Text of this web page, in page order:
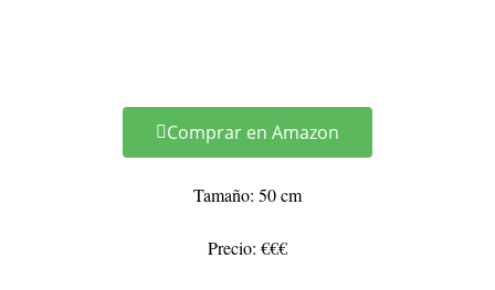
Comprar en Amazon
Tamaño: 50 cm
Precio: €€€